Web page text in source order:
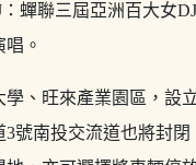
蟬聯三屆亞洲百大女
。
、旺來產業園區，設
號南投交流道也將封